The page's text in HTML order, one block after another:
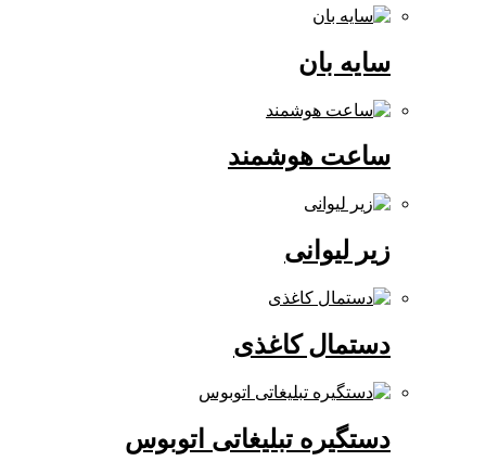
ساعت هوشمند
زیر لیوانی
دستمال کاغذی
دستگیره تبلیغاتی اتوبوس